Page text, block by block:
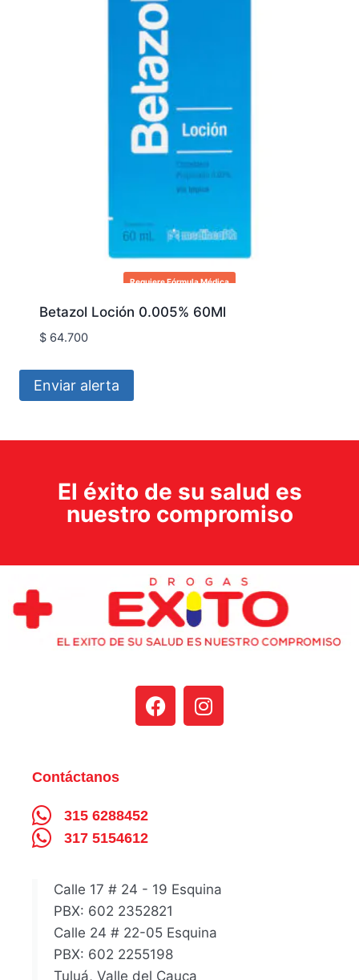
Requiere Fórmula Médica
Betazol Loción 0.005% 60Ml
$64.700
Enviar alerta
El éxito de su salud es
nuestro compromiso
Contáctanos
315 6288452
317 5154612
Calle 17 # 24 - 19 Esquina
PBX: 602 2352821
Calle 24 # 22-05 Esquina
PBX: 602 2255198
Tuluá, Valle del Cauca